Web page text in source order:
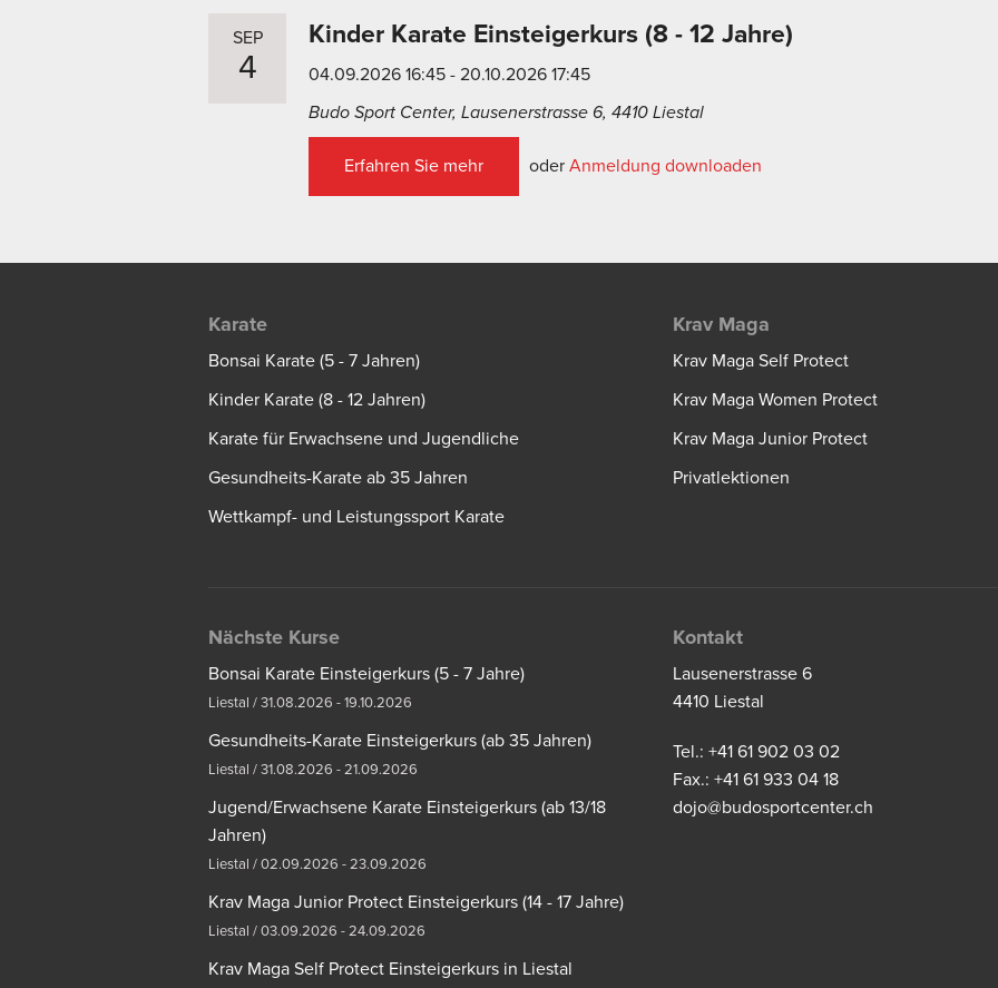
SEP
4
Kinder Karate Einsteigerkurs (8 - 12 Jahre)
04.09.2026 16:45 - 20.10.2026 17:45
Budo Sport Center, Lausenerstrasse 6, 4410 Liestal
Erfahren Sie mehr oder Anmeldung downloaden
Karate
Bonsai Karate (5 - 7 Jahren)
Kinder Karate (8 - 12 Jahren)
Karate für Erwachsene und Jugendliche
Gesundheits-Karate ab 35 Jahren
Wettkampf- und Leistungssport Karate
Krav Maga
Krav Maga Self Protect
Krav Maga Women Protect
Krav Maga Junior Protect
Privatlektionen
Nächste Kurse
Bonsai Karate Einsteigerkurs (5 - 7 Jahre)
Liestal / 31.08.2026 - 19.10.2026
Gesundheits-Karate Einsteigerkurs (ab 35 Jahren)
Liestal / 31.08.2026 - 21.09.2026
Jugend/Erwachsene Karate Einsteigerkurs (ab 13/18
Jahren)
Liestal / 02.09.2026 - 23.09.2026
Krav Maga Junior Protect Einsteigerkurs (14 - 17 Jahre)
Liestal / 03.09.2026 - 24.09.2026
Krav Maga Self Protect Einsteigerkurs in Liestal
Kontakt
Lausenerstrasse 6
4410 Liestal
Tel.: +41 61 902 03 02
Fax.: +41 61 933 04 18
dojo@budosportcenter.ch